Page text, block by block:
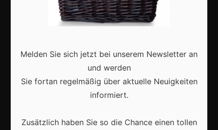
Webshops
Melden Sie sich jetzt bei unserem Newsletter an
und werden
Sie fortan regelmäßig über aktuelle Neuigkeiten
informiert.
Zusätzlich haben Sie so die Chance einen tollen